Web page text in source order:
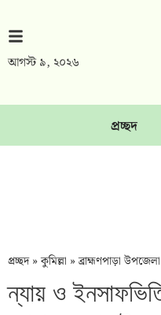
আগস্ট ৯, ২০২৬
প্রচ্ছদ
প্রচ্ছদ»কুমিল্লা »ব্রাহ্মণপাড়া উপজেলা
‎ন্যায় ও